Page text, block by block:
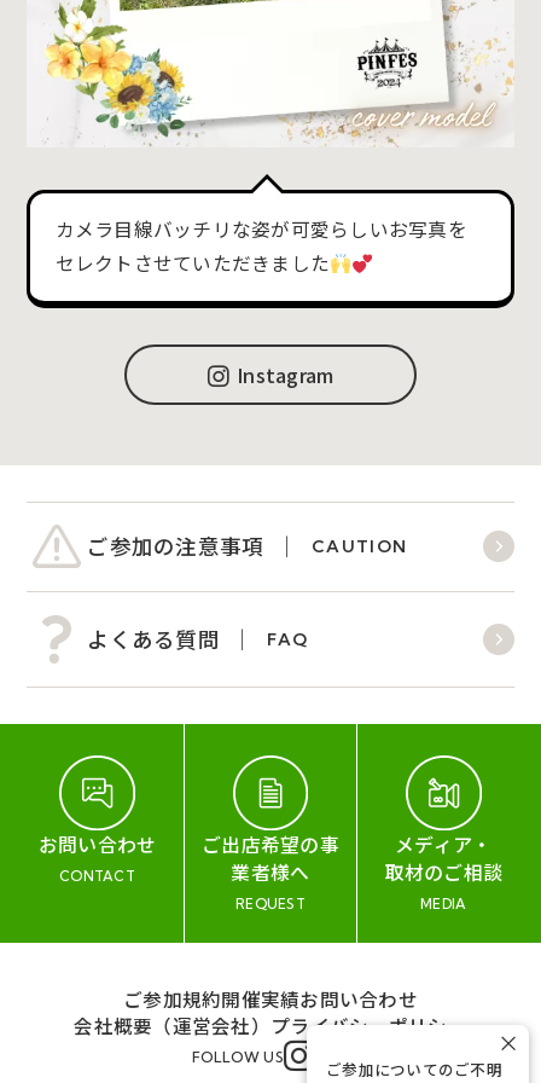
カメラ目線バッチリな姿が可愛らしいお写真を
セレクトさせていただきました
Instagram
ご参加の注意事項 CAUTION
よくある質問 FAQ
お問い合わせ
CONTACT
ご出店希望の事
業者様へ
REQUEST
メディア・
取材のご相談
MEDIA
ご参加規約開催実績お問い合わせ
会社概要（運営会社） プライバシーポリシー
FOLLOW US
ご参加についてのご不明
×